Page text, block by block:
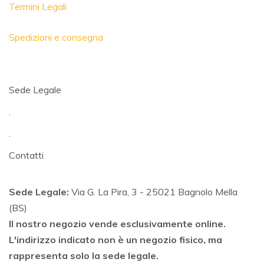
Termini Legali
Spedizioni e consegna
Sede Legale
.
.
Contatti
Sede Legale: Via G. La Pira, 3 - 25021 Bagnolo Mella
(BS)
Il nostro negozio vende esclusivamente online.
L'indirizzo indicato non è un negozio fisico, ma
rappresenta solo la sede legale.